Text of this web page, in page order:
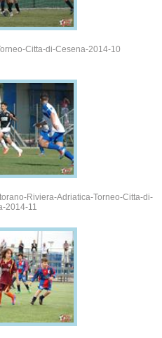
Citta-di-Cesena-2014-10
Riviera-Adriatica-Torneo-Citta-di-
2014-11